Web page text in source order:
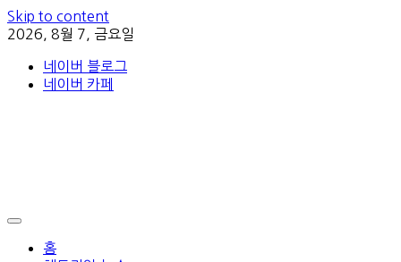
Skip to content
2026, 8월 7, 금요일
네이버 블로그
네이버 카페
홈